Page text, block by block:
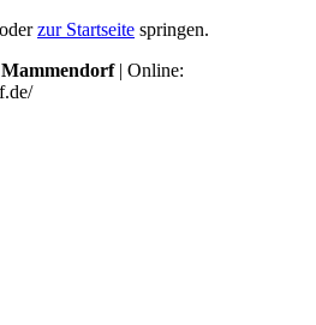
oderzur Startseite springen.
| Online: